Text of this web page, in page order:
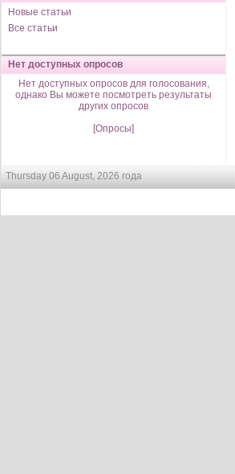
Новые статьи
Все статьи
Нет доступных опросов
Нет доступных опросов для голосования,
однако Вы можете посмотреть результаты
других опросов
[Опросы]
Thursday 06 August, 2026 года